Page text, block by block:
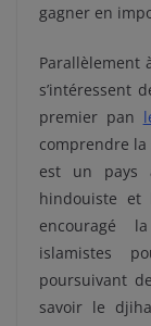
gagner en
Parallèlement
s’intéressent
premier pan
comprendre la
est un pays
hindouiste et
encouragé
islamistes
poursuivant
savoir le